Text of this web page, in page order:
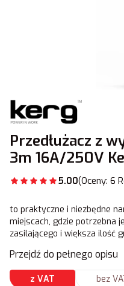
Przedłużacz z
3m 16A/250V
5.00(Oceny: 6
to praktyczne i niezbędne
miejscach, gdzie potrzebna
zasilającego i większa ilość
Przejdź do pełnego opisu
z VAT bez